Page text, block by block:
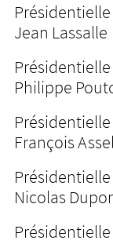
Jean Lassalle
Philippe
François
Nicolas